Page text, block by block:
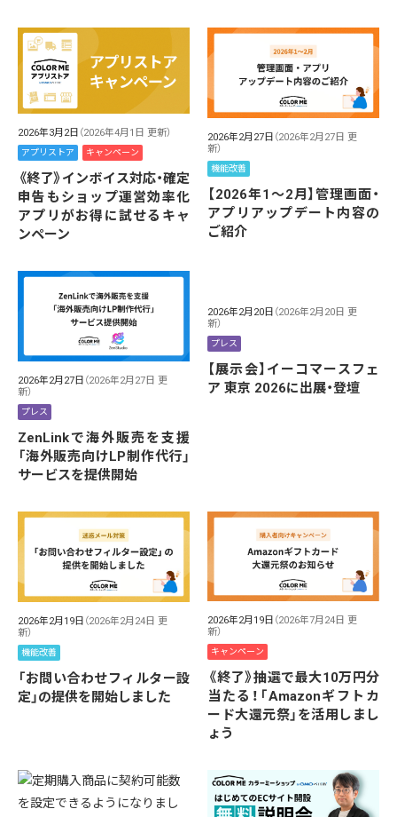
2026年3月2日 （2026年4月1日 更新）
アプリストア キャンペーン
《終了》インボイス対応・確定
申告もショップ運営効率化
アプリがお得に試せるキャ
ンペーン
2026年2月27日 （2026年2月27日 更
新）
機能改善
【2026年1～2月】管理画面・
アプリアップデート内容の
ご紹介
2026年2月27日 （2026年2月27日 更
新）
プレス
ZenLinkで海外販売を支援
「海外販売向けLP制作代行」
サービスを提供開始
2026年2月20日 （2026年2月20日 更
新）
プレス
【展示会】イーコマースフェ
ア 東京 2026に出展・登壇
2026年2月19日 （2026年2月24日 更
新）
機能改善
「お問い合わせフィルター設
定」の提供を開始しました
2026年2月19日 （2026年7月24日 更
新）
キャンペーン
《終了》抽選で最大10万円分
当たる！「Amazonギフトカ
ード大還元祭」を活用しまし
ょう